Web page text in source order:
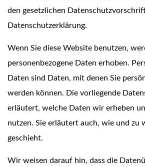
den gesetzlichen
Datenschutzerklärung.
Wenn Sie diese Website benutzen,
personenbezogene Daten erhoben.
Daten sind Daten, mit denen Sie
werden können. Die vorliegende
erläutert, welche Daten wir erheben
nutzen. Sie erläutert auch, wie und zu
geschieht.
Wir weisen darauf hin, dass die